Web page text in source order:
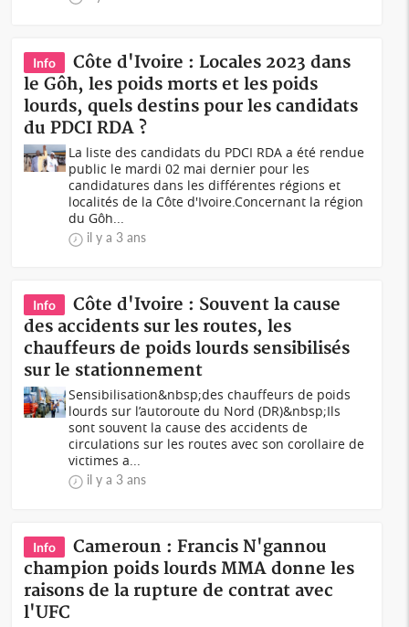
Info
Côte d'Ivoire : Locales 2023 dans
le Gôh, les poids morts et les poids
lourds, quels destins pour les candidats
du PDCI RDA ?
La liste des candidats du PDCI RDA a été rendue
public le mardi 02 mai dernier pour les
candidatures dans les différentes régions et
localités de la Côte d'Ivoire.Concernant la région
du Gôh...
il y a 3 ans
Info
Côte d'Ivoire : Souvent la cause
des accidents sur les routes, les
chauffeurs de poids lourds sensibilisés
sur le stationnement
Sensibilisation&nbsp;des chauffeurs de poids
lourds sur l’autoroute du Nord (DR)&nbsp;Ils
sont souvent la cause des accidents de
circulations sur les routes avec son corollaire de
victimes a...
il y a 3 ans
Info
Cameroun : Francis N'gannou
champion poids lourds MMA donne les
raisons de la rupture de contrat avec
l'UFC